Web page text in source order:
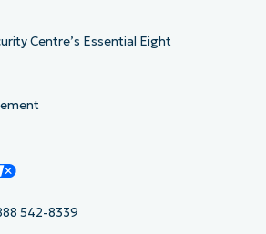
Centre’s Essential Eight
542-8339